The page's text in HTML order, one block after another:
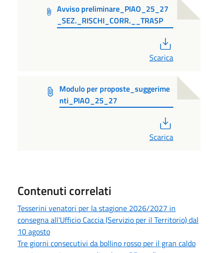
Avviso preliminare_PIAO_25_27
_SEZ._RISCHI_CORR.__TRASP
Scarica
Modulo per proposte_suggerime
nti_PIAO_25_27
Scarica
Contenuti correlati
Tesserini venatori per la stagione 2026/2027 in
consegna all’Ufficio Caccia (Servizio per il Territorio) dal
10 agosto
Tre giorni consecutivi da bollino rosso per il gran caldo